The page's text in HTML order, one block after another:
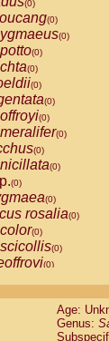
(0)
(0)
(0)
(0)
(0)
(0)
(0)
(0)
(0)
(0)
(0)
(0)
(0)
rosalia(0)
(0)
(0)
(0)
(0)
(0)Age:
Genus: